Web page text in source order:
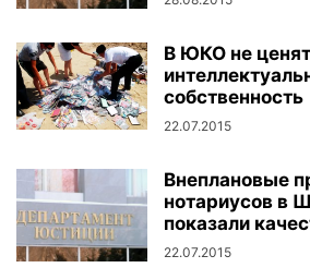
В ЮКО не ценят
собственность
22.07.2015
Внеплановые
нотариусов в
показали
22.07.2015